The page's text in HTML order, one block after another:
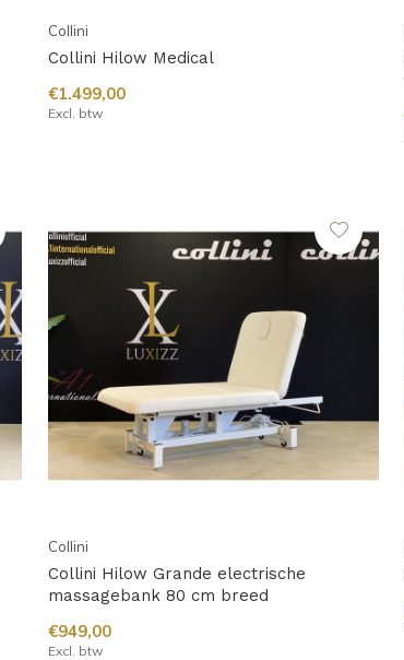
Collini
Collini Hilow Medical
€1.499,00
Excl. btw
Collini
Collini Hilow Grande electrische
massagebank 80 cm breed
€949,00
Excl. btw